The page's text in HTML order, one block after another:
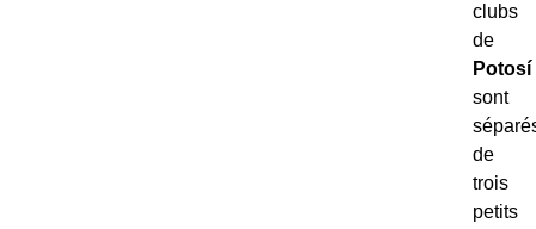
clubs
de
Potosí
sont
de
trois
petits